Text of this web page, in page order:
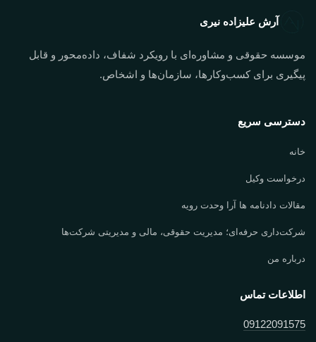
آرش علیزاده نیری
موسسه حقوقی و مشاوره‌ای با رویکرد شفاف، داده‌محور و قابل
پیگیری برای کسب‌وکارها، سازمان‌ها و اشخاص.
دسترسی سریع
خانه
درخواست وکیل
مقالات دادنامه ها آرا وحدت رویه
شرکت‌داری حرفه‌ای؛ مدیریت حقوقی، مالی و مدیریتی شرکت‌ها
درباره من
اطلاعات تماس
09122091575